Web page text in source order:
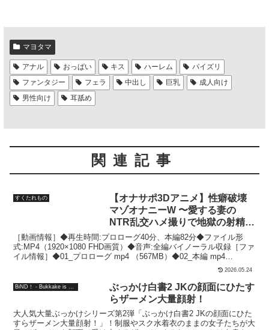
マヨタマ
アナル おっぱい キス ハーレム
パイズリ
ファンタジー
フェラ 中出し 巨乳
成人向け
男性向け
耳舐め
関連記事
すくたれもの
【オナサポ3Dアニメ】性癖破壊
マゾオナニーW 〜愛する妻の
NTR乱交ハメ撮りで地獄の射精我
慢オナニーサポート〜
［動画情報］◆再生時間:プロローグ40分、本編82分◆ファイル形
式:MP4（1920×1080 FHD画質）◆音声:全編バイノーラル収録［ファ
イル情報］◆01_プロローグ mp4 （567MB）◆02_本編 mp4
（2.25GB）◆03_おかずシーン切り抜き動画 mp4 （789MB）◆04_
日追加予定＞［クレジット］■CV 御子柴泉 様 きぬぎぬふみ 様 早尾
2026.05.24
ぶっかけ白書2 JKの顔面にひたす
らザーメン大量顔射！
大人気大量ぶっかけシリーズ第2弾「ぶっかけ白書2 JKの顔面にひた
すらザーメン大量顔射！」！制服やスク水着衣のままの女子たちが大